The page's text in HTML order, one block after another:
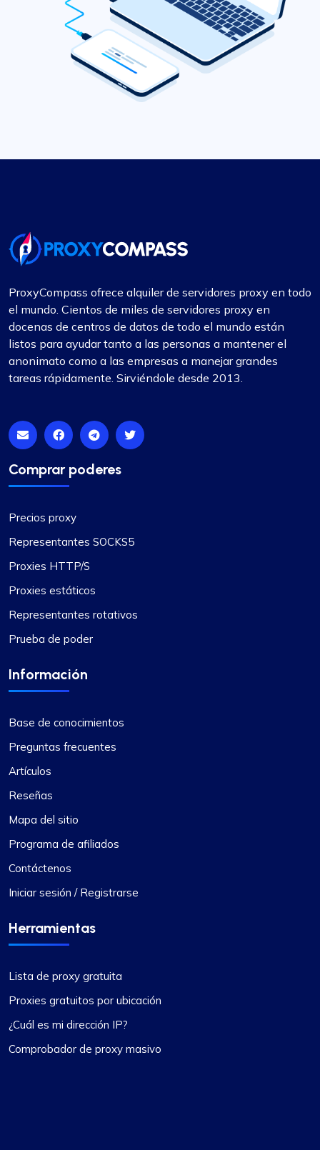
ProxyCompass ofrece alquiler de servidores proxy en todo
el mundo. Cientos de miles de servidores proxy en
docenas de centros de datos de todo el mundo están
listos para ayudar tanto a las personas a mantener el
anonimato como a las empresas a manejar grandes
tareas rápidamente. Sirviéndole desde 2013.
Comprar poderes
Precios proxy
Representantes SOCKS5
Proxies HTTP/S
Proxies estáticos
Representantes rotativos
Prueba de poder
Información
Base de conocimientos
Preguntas frecuentes
Artículos
Reseñas
Mapa del sitio
Programa de afiliados
Contáctenos
Iniciar sesión / Registrarse
Herramientas
Lista de proxy gratuita
Proxies gratuitos por ubicación
¿Cuál es mi dirección IP?
Comprobador de proxy masivo